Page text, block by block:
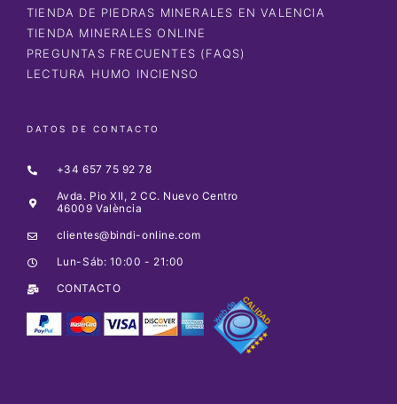
TIENDA DE PIEDRAS MINERALES EN VALENCIA
TIENDA MINERALES ONLINE
PREGUNTAS FRECUENTES (FAQS)
LECTURA HUMO INCIENSO
DATOS DE CONTACTO
+34 657 75 92 78
Avda. Pio XII, 2 CC. Nuevo Centro
46009 València
clientes@bindi-online.com
Lun-Sáb: 10:00 - 21:00
CONTACTO